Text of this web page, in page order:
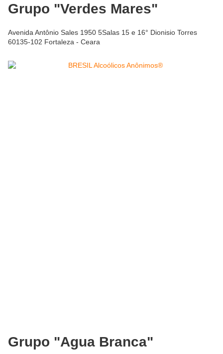
Grupo "Verdes Mares"
Avenida Antônio Sales 1950 5Salas 15 e 16° Dionisio Torres
60135-102 Fortaleza - Ceara
Grupo "Agua Branca"